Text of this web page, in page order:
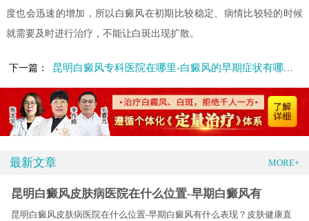
度也会迅速的增加，所以白癜风在初期比较稳定、病情比较轻的时候
就需要及时进行治疗，不能让白斑出现扩散。
下一篇： 昆明白癜风专科医院在哪里-白癜风的早期症状有哪些呢
最新文章 MORE+
昆明白癜风皮肤病医院在什么位置-早期白癜风有
昆明白癜风皮肤病医院在什么位置-早期白癜风有什么表现？皮肤健康直